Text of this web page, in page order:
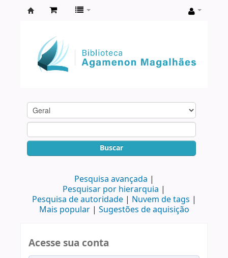
Agamenon
Magalhães
Buscar
Pesquisa avançada
Pesquisar por hierarquia
Pesquisa de autoridade
Nuvem de tags
Mais popular
Sugestões de aquisição
Acesse sua conta